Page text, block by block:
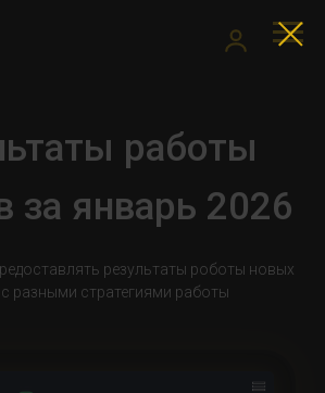
работы
за январь 2026
результаты роботы новых
разными стратегиями работы